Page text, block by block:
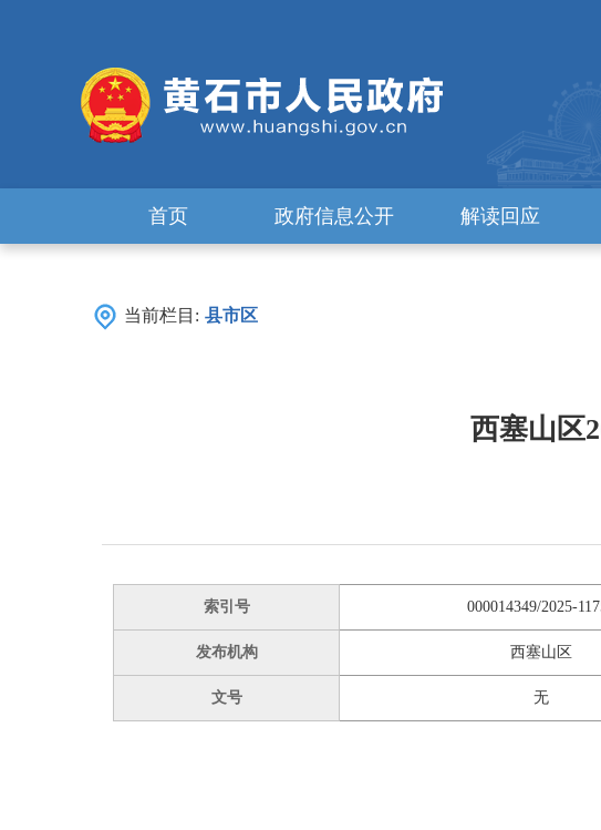
首页 政府信息公开 解读回应
当前栏目: 县市区
西塞山区
索引号 000014349/2025-
发布机构 西塞山区
文号 无